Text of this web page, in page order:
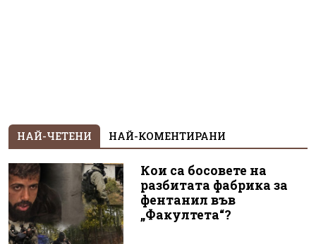
НАЙ-ЧЕТЕНИ НАЙ-КОМЕНТИРАНИ
Кои са босовете на
разбитата фабрика за
фентанил във
„Факултета“?